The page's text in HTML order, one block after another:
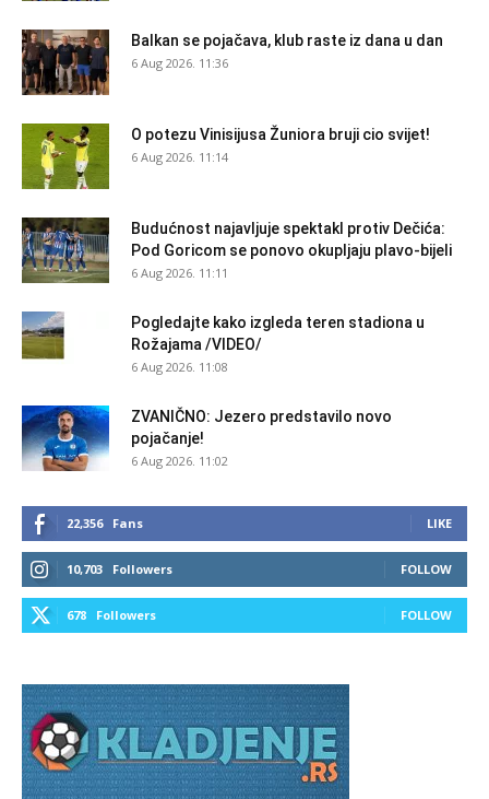
Balkan se pojačava, klub raste iz dana u dan
6 Aug 2026. 11:36
O potezu Vinisijusa Žuniora bruji cio svijet!
6 Aug 2026. 11:14
Budućnost najavljuje spektakl protiv Dečića:
Pod Goricom se ponovo okupljaju plavo-bijeli
6 Aug 2026. 11:11
Pogledajte kako izgleda teren stadiona u
Rožajama /VIDEO/
6 Aug 2026. 11:08
ZVANIČNO: Jezero predstavilo novo
pojačanje!
6 Aug 2026. 11:02
22,356 Fans LIKE
10,703 Followers FOLLOW
678 Followers FOLLOW